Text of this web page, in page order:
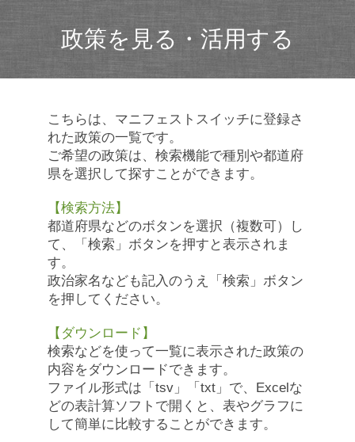
政策を見る・活用する
こちらは、マニフェストスイッチに登録さ
れた政策の一覧です。
ご希望の政策は、検索機能で種別や都道府
県を選択して探すことができます。
【検索方法】
都道府県などのボタンを選択（複数可）し
て、「検索」ボタンを押すと表示されま
す。
政治家名なども記入のうえ「検索」ボタン
を押してください。
【ダウンロード】
検索などを使って一覧に表示された政策の
内容をダウンロードできます。
ファイル形式は「tsv」「txt」で、Excelな
どの表計算ソフトで開くと、表やグラフに
して簡単に比較することができます。